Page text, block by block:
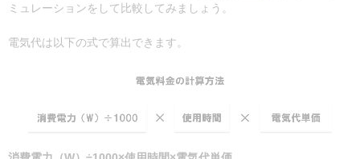
ミュレーションをして比較してみましょう。
電気代は以下の式で算出できます。